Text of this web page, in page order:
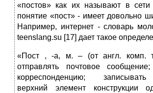
«постов» как их называют в
понятие «пост» - имеет довольно
Например, интернет - словарь
teenslang.su [17] дает такое
«Пост , -а, м. – (от англ. комп.
отправлять почтовое сообщение;
корреспонденцию;
верхний элемент конструкции